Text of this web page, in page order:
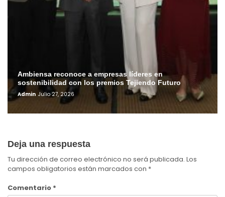
Ambiensa reconoce a empresas líderes en
sostenibilidad con los premios Tejiendo Futuro
Admin Julio 27, 2026
Deja una respuesta
Tu dirección de correo electrónico no será publicada. Los
campos obligatorios están marcados con *
Comentario *